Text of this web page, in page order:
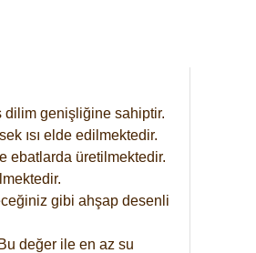
dilim genişliğine sahiptir.
ısı elde edilmektedir.
ebatlarda üretilmektedir.
gibi ahşap desenli
değer ile en az su